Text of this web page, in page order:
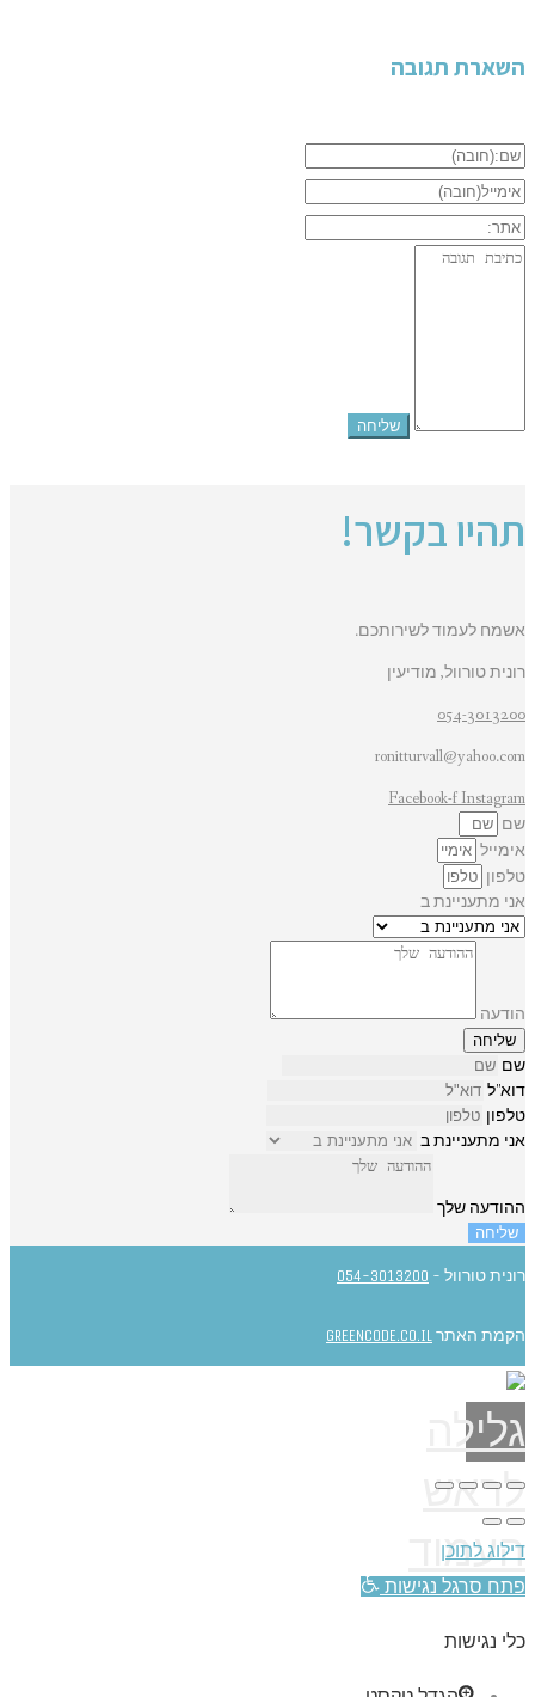
השארת תגובה
תהיו בקשר!
אשמח לעמוד לשירותכם.
רונית טורוול, מודיעין
054-3013200
ronitturvall@yahoo.com
Facebook-f Instagram
שם
אימייל
טלפון
אני מתעניינת ב
הודעה
שליחה
שם
דוא"ל
טלפון
אני מתעניינת ב
ההודעה שלך
שליחה
רונית טורוול - 054-3013200
הקמת האתרGREENCODE.CO.IL
גלילה
לראש
העמוד
דילוג לתוכן
פתח סרגל נגישות
כלי נגישות